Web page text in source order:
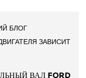
БЛОГ
ЗАВИСИТ
ВАЛ FORD